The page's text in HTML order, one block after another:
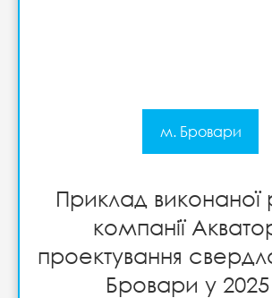
м. Бровари
Приклад виконаної
компанії
проектування
Бровари у